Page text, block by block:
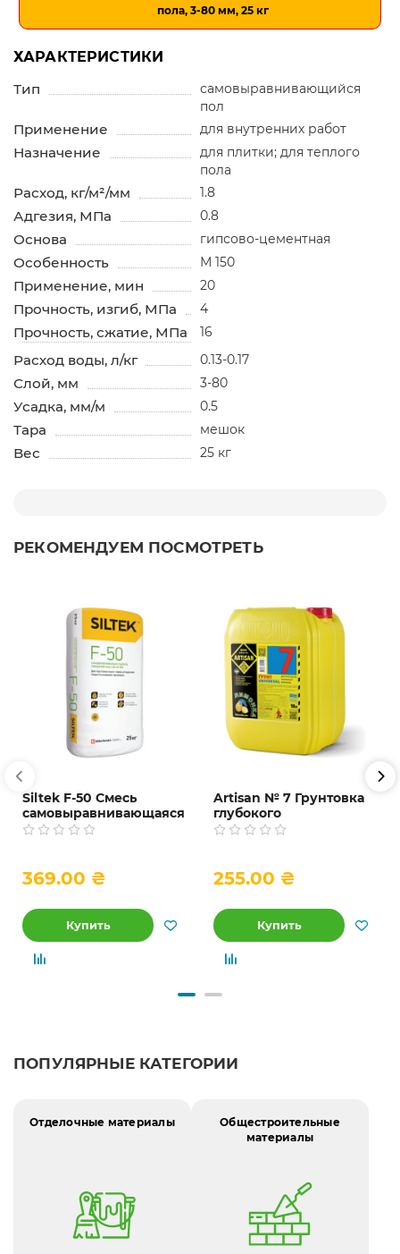
пола, 3-80 мм, 25 кг
ХАРАКТЕРИСТИКИ
Тип
самовыравнивающийся
пол
Применение для внутренних работ
Назначение
для плитки; для теплого
пола
Расход, кг/м²/мм 1.8
Адгезия, МПа 0.8
Основа гипсово-цементная
Особенность М 150
Применение, мин 20
Прочность, изгиб, МПа 4
Прочность, сжатие, МПа 16
Расход воды, л/кг 0.13-0.17
Слой, мм 3-80
Усадка, мм/м 0.5
Тара мешок
Вес 25 кг
РЕКОМЕНДУЕМ ПОСМОТРЕТЬ
Siltek F-50 Смесь
самовыравнивающаяся
для пола, 2-40 мм, 25 кг
369.00 ₴
Купить
Artisan № 7 Грунтовка
глубокого
проникновения, 2, 5 и
255.00 ₴
Купить
ПОПУЛЯРНЫЕ КАТЕГОРИИ
Отделочные материалы
Общестроительные
материалы